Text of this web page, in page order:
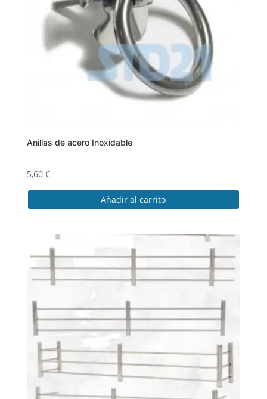
pueden
elegir
Anillas de acero Inoxidable
5,60 €
Añadir al carrito